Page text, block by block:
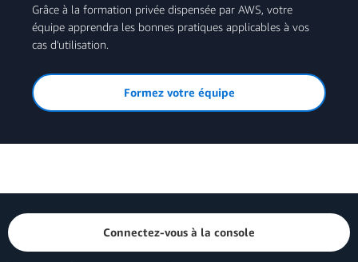
Grâce à la formation privée dispensée par AWS, votre
équipe apprendra les bonnes pratiques applicables à vos
cas d'utilisation.
Formez votre équipe
Connectez-vous à la console